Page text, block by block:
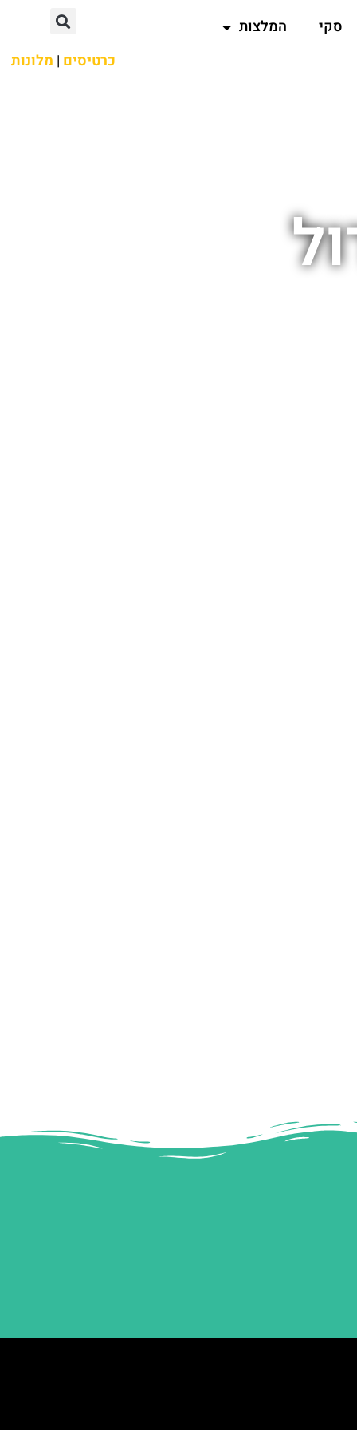
סקי
המלצות
כרטיסים | מלונות